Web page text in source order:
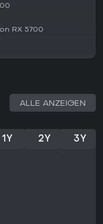
Schnellfeuer
für
Nahkampfkraft.
Co-op-Fokus -
Bossfights dich
den
zu methodischem
RX 5700
ALLE ANZEIGEN
1Y 2Y 3Y